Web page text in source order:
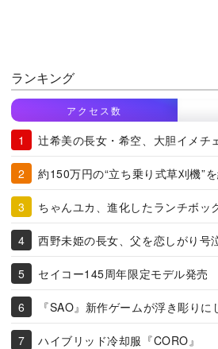
ランキング
アクセス数
辻希美の長女・希空、大胆イメチ
約150万円の“立ち乗り式草刈機”
ちゃんユカ、進化したランチボッ
西野未姫の長女、父を恋しがり号
セイコー145周年限定モデル発売
『SAO』新作ゲームが浮き彫りに
ハイブリッド冷却服『CORO』